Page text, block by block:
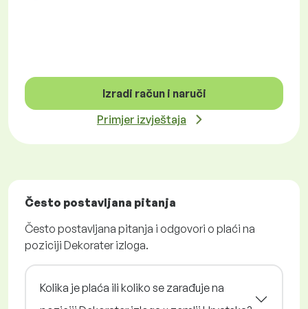
Izradi račun i naruči
Primjer izvještaja
Često postavljana pitanja
Često postavljana pitanja i odgovori o plaći na
poziciji Dekorater izloga.
Kolika je plaća ili koliko se zarađuje na